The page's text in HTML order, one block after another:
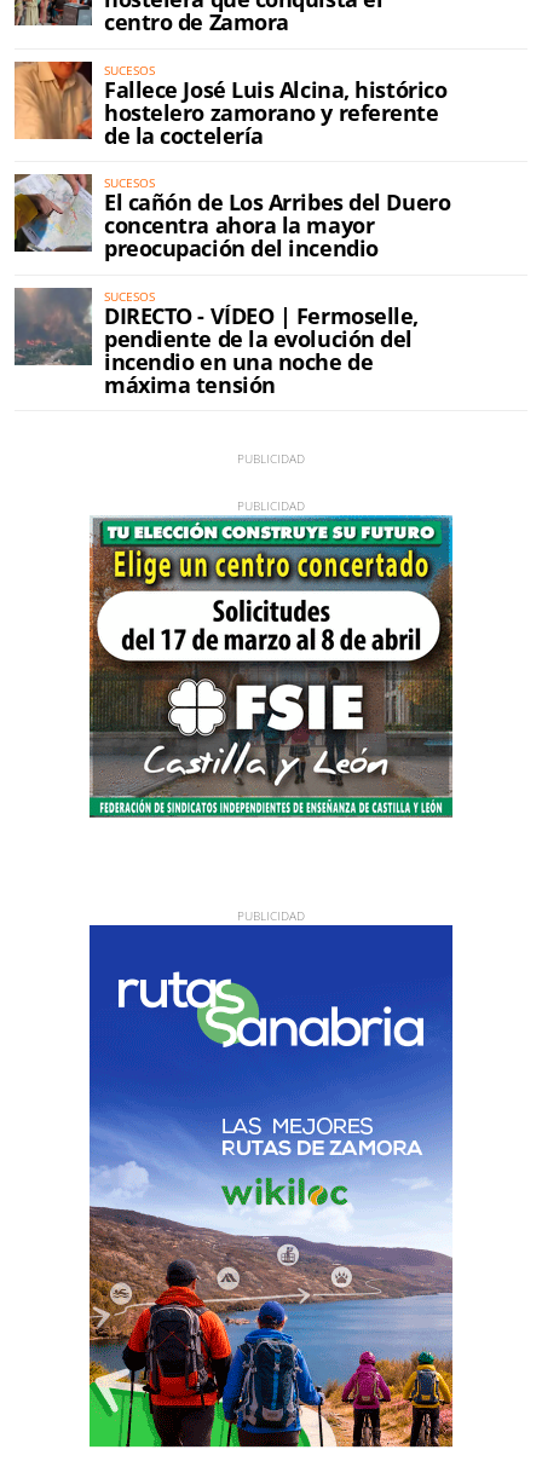
centro de Zamora
SUCESOS
Fallece José Luis Alcina, histórico
hostelero zamorano y referente
de la coctelería
SUCESOS
El cañón de Los Arribes del Duero
concentra ahora la mayor
preocupación del incendio
SUCESOS
DIRECTO - VÍDEO | Fermoselle,
pendiente de la evolución del
incendio en una noche de
máxima tensión